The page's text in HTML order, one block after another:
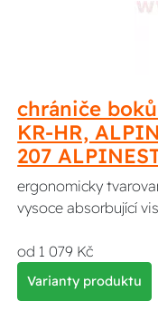
chrániče
KR-HR,
207
ergonomicky
vysoce absorbující
od 1 079 Kč
Varianty produktu